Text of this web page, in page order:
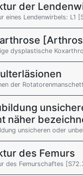
der
eines Lendenwirbels: L1
dysplastische
der
näher
unsicheren oder
des Femurs
des Femurschaftes